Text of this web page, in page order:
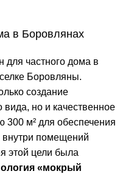
в Боровлянах
для частного дома в
Боровляны.
создание
вида, но и качественное
300 м² для обеспечения
внутри помещений
этой цели была
«мокрый